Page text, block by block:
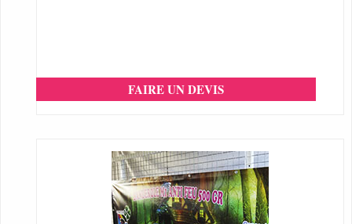
FAIRE UN DEVIS